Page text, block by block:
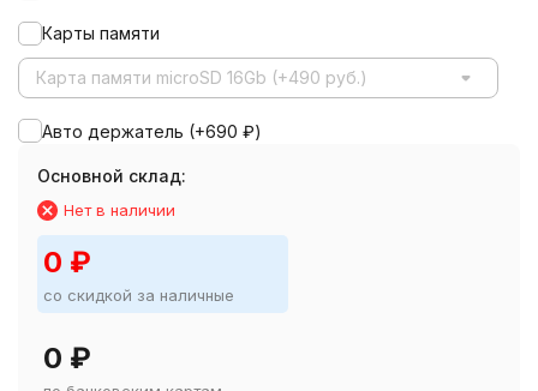
Карты памяти
Карта памяти microSD 16Gb (+490 руб.)
Авто держатель (+690 ₽)
Основной склад:
Нет в наличии
0 ₽
со скидкой за наличные
0 ₽